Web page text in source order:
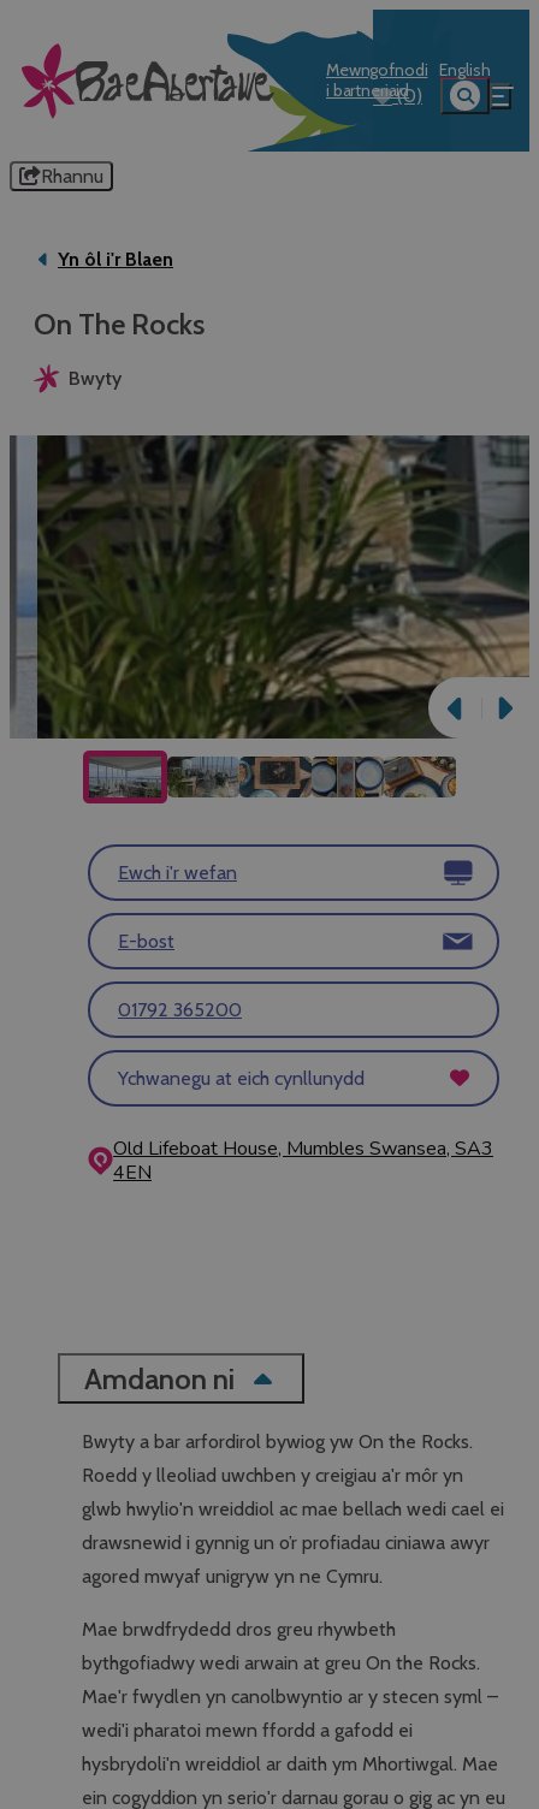
Mewngofnodi
i bartneriaid
English
(0)
Rhannu
Yn ôl i'r Blaen
On The Rocks
Bwyty
Ewch i'r wefan
E-bost
01792 365200
Ychwanegu at eich cynllunydd
Old Lifeboat House, Mumbles Swansea, SA3
4EN
Amdanon ni
Bwyty a bar arfordirol bywiog yw On the Rocks.
Roedd y lleoliad uwchben y creigiau a'r môr yn
glwb hwylio'n wreiddiol ac mae bellach wedi cael ei
drawsnewid i gynnig un o’r profiadau ciniawa awyr
agored mwyaf unigryw yn ne Cymru.
Mae brwdfrydedd dros greu rhywbeth
bythgofiadwy wedi arwain at greu On the Rocks.
Mae'r fwydlen yn canolbwyntio ar y stecen syml –
wedi'i pharatoi mewn ffordd a gafodd ei
hysbrydoli'n wreiddiol ar daith ym Mhortiwgal. Mae
ein cogyddion yn serio'r darnau gorau o gig ac yn eu